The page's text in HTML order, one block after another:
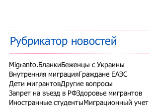
Рубрикатор новостей
Migranto.Бланки Беженцы с Украины
Внутренняя миграция Граждане ЕАЭС
Дети мигрантовДругие вопросы
Запрет на въезд в РФЗдоровье мигрантов
Иностранные студенты Миграционный учет